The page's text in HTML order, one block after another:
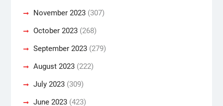
November 2023(307)
October 2023(268)
September 2023(279)
August 2023(222)
July 2023(309)
June 2023(423)